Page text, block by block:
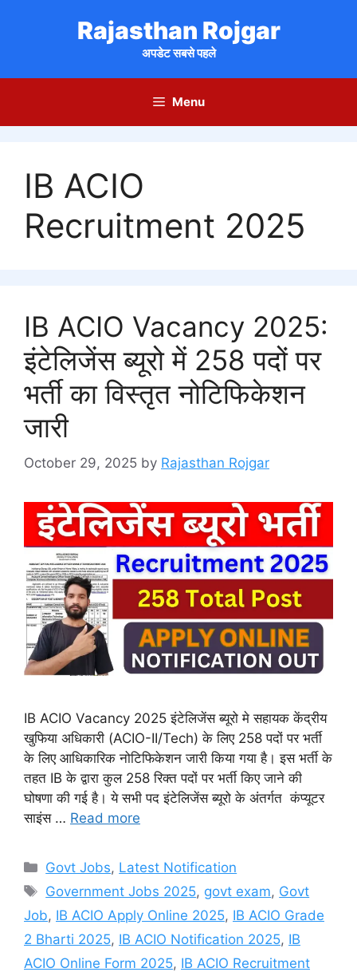
Rajasthan Rojgar
अपडेट सबसे पहले
Menu
IB ACIO
Recruitment 2025
IB ACIO Vacancy 2025:
इंटेलिजेंस ब्यूरो में 258 पदों पर
भर्ती का विस्तृत नोटिफिकेशन
जारी
October 29, 2025 by Rajasthan Rojgar
IB ACIO Vacancy 2025 इंटेलिजेंस ब्यूरो मे सहायक केंद्रीय
खुफिया अधिकारी (ACIO-II/Tech) के लिए 258 पदों पर भर्ती
के लिए आधिकारिक नोटिफिकेशन जारी किया गया है। इस भर्ती के
तहत IB के द्वारा कुल 258 रिक्त पदों पर भर्ती किए जाने की
घोषणा की गई है। ये सभी पद इंटेलिजेंस ब्यूरो के अंतर्गत कंप्यूटर
साइंस … Read more
Categories
Govt Jobs, Latest Notification
Tags
Government Jobs 2025, govt exam, Govt
Job, IB ACIO Apply Online 2025, IB ACIO Grade
2 Bharti 2025, IB ACIO Notification 2025, IB
ACIO Online Form 2025, IB ACIO Recruitment